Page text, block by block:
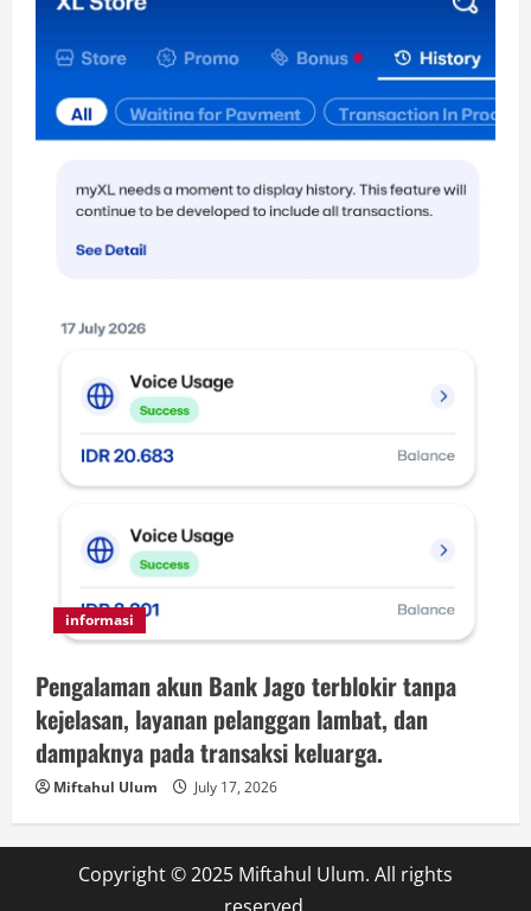
informasi
Pengalaman akun Bank Jago terblokir tanpa
kejelasan, layanan pelanggan lambat, dan
dampaknya pada transaksi keluarga.
Miftahul Ulum July 17, 2026
Copyright © 2025 Miftahul Ulum. All rights
reserved.